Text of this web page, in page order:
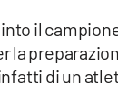
il
la
di un